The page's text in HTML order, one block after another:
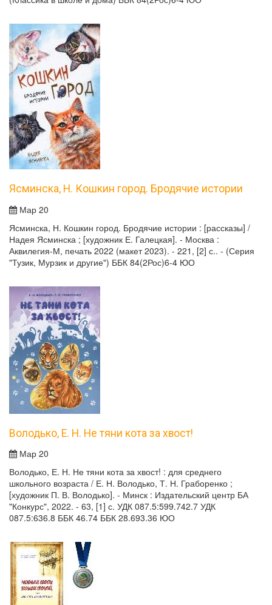
Ясминска, Н. Кошкин город. Бродячие истории
Мар 20
Ясминска, Н. Кошкин город. Бродячие истории : [рассказы] /
Надея Ясминска ; [художник Е. Галецкая]. - Москва :
Аквилегия-М, печать 2022 (макет 2023). - 221, [2] с.. - (Серия
"Тузик, Мурзик и другие") ББК 84(2Рос)6-4 ЮО
Володько, Е. Н. Не тяни кота за хвост!
Мар 20
Володько, Е. Н. Не тяни кота за хвост! : для среднего
школьного возраста / Е. Н. Володько, Т. Н. Граборенко ;
[художник П. В. Володько]. - Минск : Издательский центр БА
"Конкурс", 2022. - 63, [1] с. УДК 087.5:599.742.7 УДК
087.5:636.8 ББК 46.74 ББК 28.693.36 ЮО